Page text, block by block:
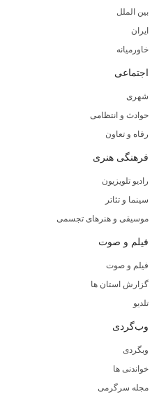
بین الملل
ایران
خاورمیانه
اجتماعی
شهری
حوادث و انتظامی
رفاه و تعاون
فرهنگی هنری
رادیو تلویزیون
سینما و تئاتر
موسیقی و هنرهای تجسمی
فیلم و صوت
فیلم و صوت
گزارش استان ها
تلدیو
وب‌گردی
وبگردی
خواندنی ها
مجله سرگرمی